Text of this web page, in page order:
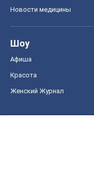
Новости медицины
Шоу
Афиша
Красота
Женский Журнал